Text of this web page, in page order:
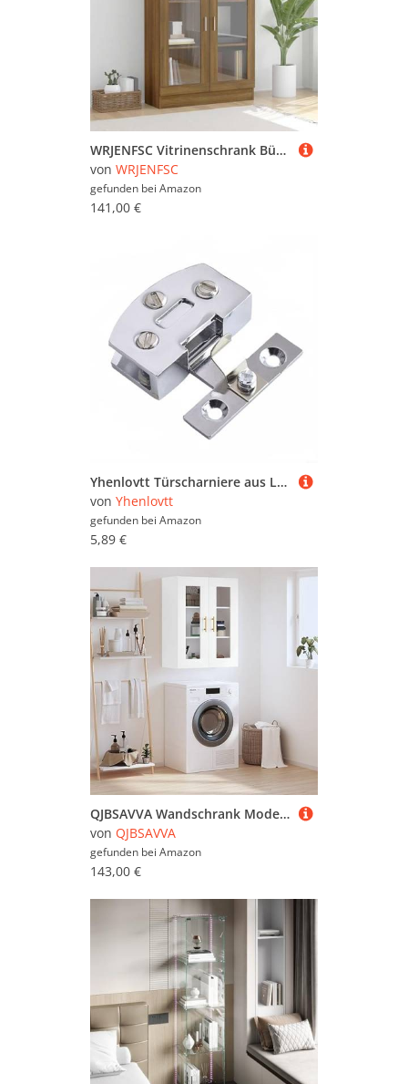
WRJENFSC Vitrinenschrank Bücherregal Braun Eiche-Optik Holzwerkstoff Glas 82,5x30,5x115cm Mit 3 Fächern und 2 Türen für Wohnzimmer Deko Aufbewahrung
von WRJENFSC
gefunden bei Amazon
141,00 €
Yhenlovtt Türscharniere aus Legierung, geeignet für Duschscharniere, Schränke, Hardware, Zinkglas, wasserdicht, explosionssicher, Klemmschrank für 68 mm Glas-Bücherregal, Vitrinenschrank (glänzend)
von Yhenlovtt
gefunden bei Amazon
5,89 €
QJBSAVVA Wandschrank Modernes Design Holzwerkstoff & Glas Weiß 69,5x34x90 cm Hängeschrank mit Stauraum für Wohnzimmer, Schlafzimmer & Flur
von QJBSAVVA
gefunden bei Amazon
143,00 €